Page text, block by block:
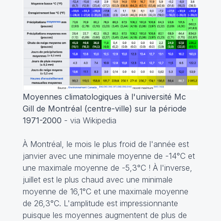
Moyennes climatologiques à l'université Mc
Gill de Montréal (centre-ville) sur la période
1971-2000 - via Wikipedia
À Montréal, le mois le plus froid de l'année est
janvier avec une minimale moyenne de -14°C et
une maximale moyenne de -5,3°C ! À l'inverse,
juillet est le plus chaud avec une minimale
moyenne de 16,1°C et une maximale moyenne
de 26,3°C. L'amplitude est impressionnante
puisque les moyennes augmentent de plus de